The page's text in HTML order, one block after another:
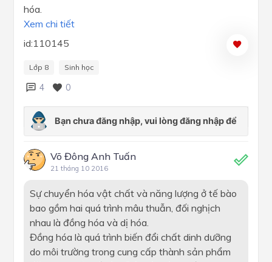
hóa.
Xem chi tiết
id:110145
Lớp 8 Sinh học
4 0
Võ Đông Anh Tuấn
21 tháng 10 2016
Sự chuyển hóa vật chất và năng lượng ở tế bào
bao gồm hai quá trình mâu thuẫn, đối nghịch
nhau là đồng hóa và dị hóa.
Đồng hóa là quá trình biến đổi chất dinh dưỡng
do môi trường trong cung cấp thành sản phẩm